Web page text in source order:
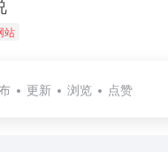
站
更新 浏览 点赞